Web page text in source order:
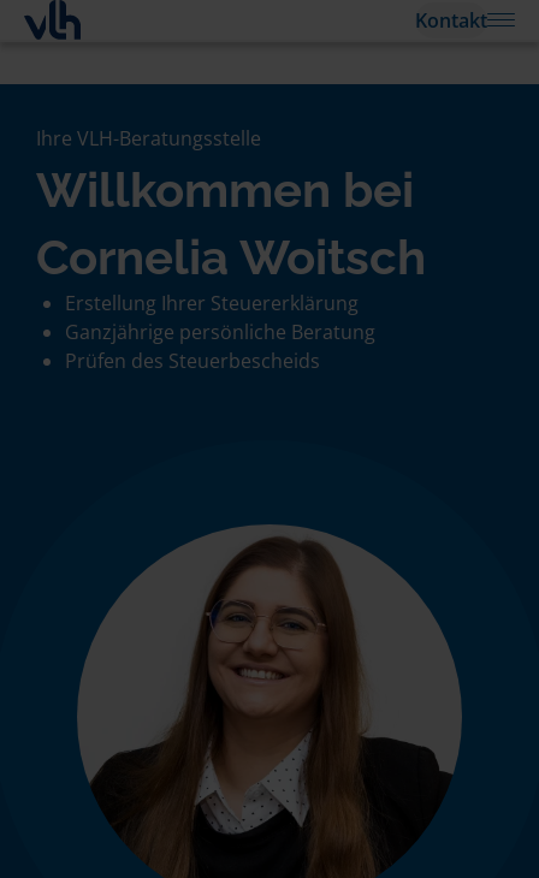
Kontakt
Ihre VLH-Beratungsstelle
Willkommen bei
Cornelia Woitsch
Erstellung Ihrer Steuererklärung
Ganzjährige persönliche Beratung
Prüfen des Steuerbescheids